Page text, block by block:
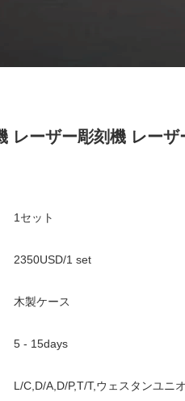
レーザー彫刻機 レーザ
1セット
2350USD/1 set
木製ケース
5 - 15days
L/C,D/A,D/P,T/T,ウェスタンユニ